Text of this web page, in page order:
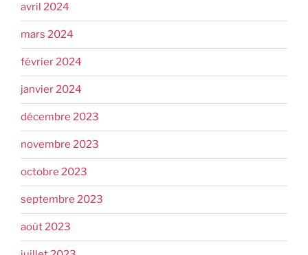
avril 2024
mars 2024
février 2024
janvier 2024
décembre 2023
novembre 2023
octobre 2023
septembre 2023
août 2023